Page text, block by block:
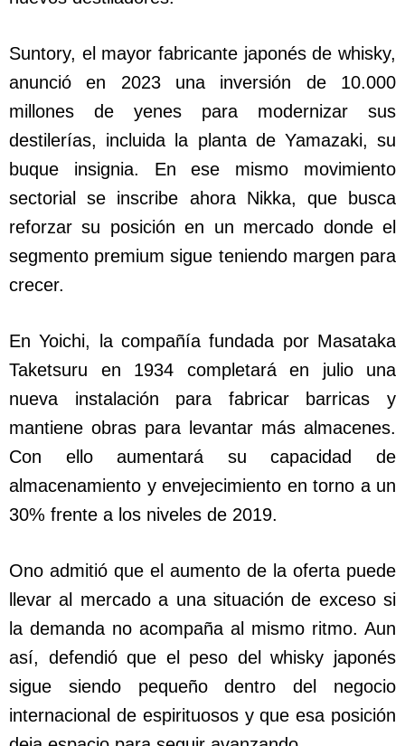
Suntory, el mayor fabricante japonés de whisky,
anunció en 2023 una inversión de 10.000
millones de yenes para modernizar sus
destilerías, incluida la planta de Yamazaki, su
buque insignia. En ese mismo movimiento
sectorial se inscribe ahora Nikka, que busca
reforzar su posición en un mercado donde el
segmento premium sigue teniendo margen para
crecer.
En Yoichi, la compañía fundada por Masataka
Taketsuru en 1934 completará en julio una
nueva instalación para fabricar barricas y
mantiene obras para levantar más almacenes.
Con ello aumentará su capacidad de
almacenamiento y envejecimiento en torno a un
30% frente a los niveles de 2019.
Ono admitió que el aumento de la oferta puede
llevar al mercado a una situación de exceso si
la demanda no acompaña al mismo ritmo. Aun
así, defendió que el peso del whisky japonés
sigue siendo pequeño dentro del negocio
internacional de espirituosos y que esa posición